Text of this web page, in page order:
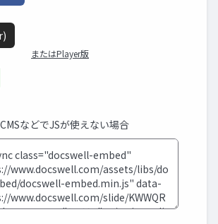
またはPlayer版
などでJSが使えない場合